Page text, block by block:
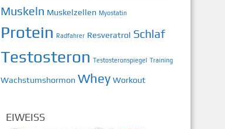
Muskeln Muskelzellen Myostatin
Protein Radfahrer Resveratrol Schlaf
Testosteron Testosteronspiegel Training
Wachstumshormon Whey Workout
EIWEISS